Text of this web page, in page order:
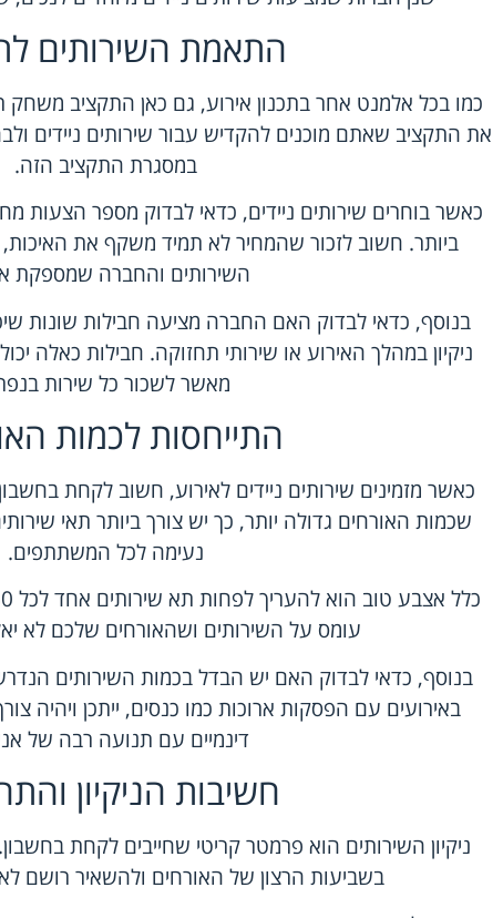
התאמת השירותים
כמו בכל אלמנט אחר בתכנון אירוע, גם כאן התקציב משחק
את התקציב שאתם מוכנים להקדיש עבור שירותים ניידים
במסגרת התקציב הזה.
כאשר בוחרים שירותים ניידים, כדאי לבדוק מספר
ביותר. חשוב לזכור שהמחיר לא תמיד משקף את האיכות,
השירותים והחברה שמספקת
בנוסף, כדאי לבדוק האם החברה מציעה חבילות שונות
ניקיון במהלך האירוע או שירותי תחזוקה. חבילות כאלה
מאשר לשכור כל שירות
התייחסות לכמות
כאשר מזמינים שירותים ניידים לאירוע, חשוב לקחת
שכמות האורחים גדולה יותר, כך יש צורך ביותר תאי
נעימה לכל המשתתפים.
עומס על השירותים ושהאורחים שלכם לא
בנוסף, כדאי לבדוק האם יש הבדל בכמות השירותים
באירועים עם הפסקות ארוכות כמו כנסים, ייתכן ויהיה
דינמיים עם תנועה רבה של
חשיבות הניקיון
ניקיון השירותים הוא פרמטר קריטי שחייבים לקחת
בשביעות הרצון של האורחים ולהשאיר רושם